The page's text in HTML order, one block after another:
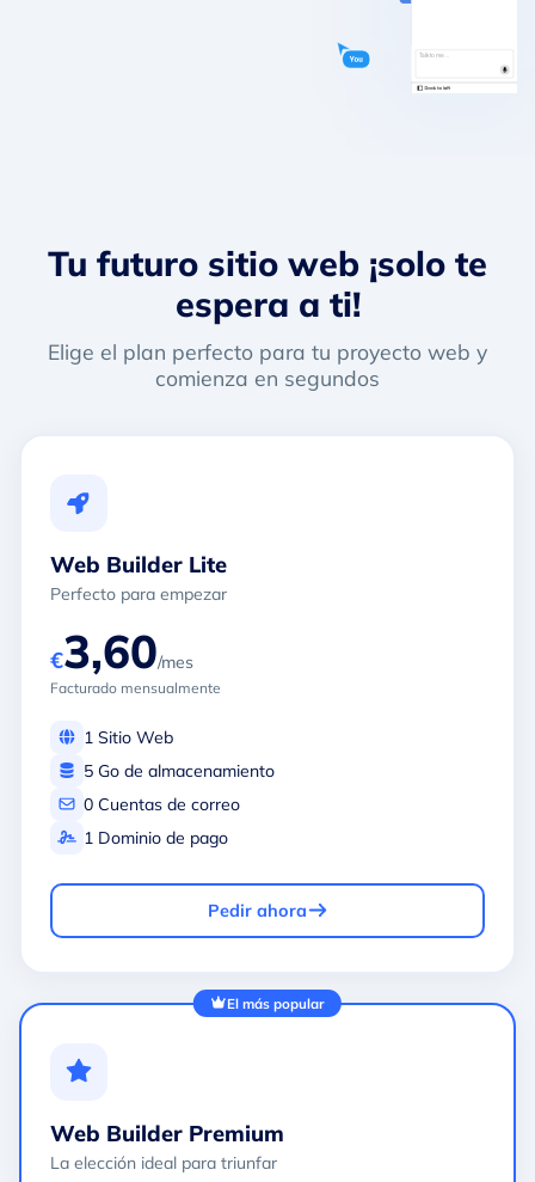
Tu futuro sitio web ¡solo te
espera a ti!
Elige el plan perfecto para tu proyecto web y
comienza en segundos
Web Builder Lite
Perfecto para empezar
€3,60/mes
Facturado mensualmente
1 Sitio Web
5 Go de almacenamiento
0 Cuentas de correo
1 Dominio de pago
Pedir ahora
El más popular
Web Builder Premium
La elección ideal para triunfar